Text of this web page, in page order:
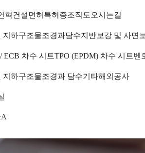
혁건설면허 특허증조직도 오시는길
지하구조물조경과담수지반보강 및 사면
ECB 차수 시트TPO (EPDM) 차수 시트벤
지하구조물조경과 담수기타해외공사